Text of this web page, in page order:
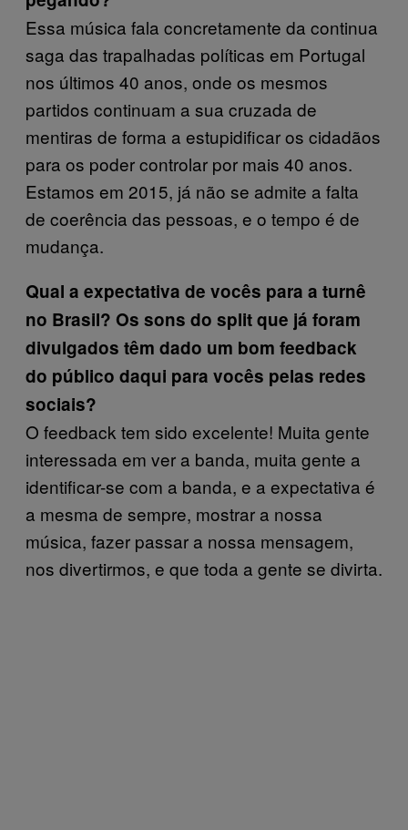
Essa música fala concretamente da continua
saga das trapalhadas políticas em Portugal
nos últimos 40 anos, onde os mesmos
partidos continuam a sua cruzada de
mentiras de forma a estupidificar os cidadãos
para os poder controlar por mais 40 anos.
Estamos em 2015, já não se admite a falta
de coerência das pessoas, e o tempo é de
mudança.
Qual a expectativa de vocês para a turnê
no Brasil? Os sons do split que já foram
divulgados têm dado um bom feedback
do público daqui para vocês pelas redes
sociais?
O feedback tem sido excelente! Muita gente
interessada em ver a banda, muita gente a
identificar-se com a banda, e a expectativa é
a mesma de sempre, mostrar a nossa
música, fazer passar a nossa mensagem,
nos divertirmos, e que toda a gente se divirta.